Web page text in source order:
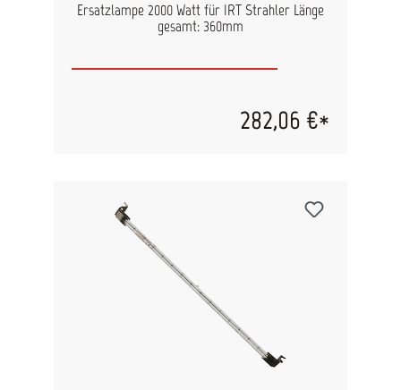
Ersatzlampe 2000 Watt für IRT Strahler Länge
gesamt: 360mm
282,06 €*